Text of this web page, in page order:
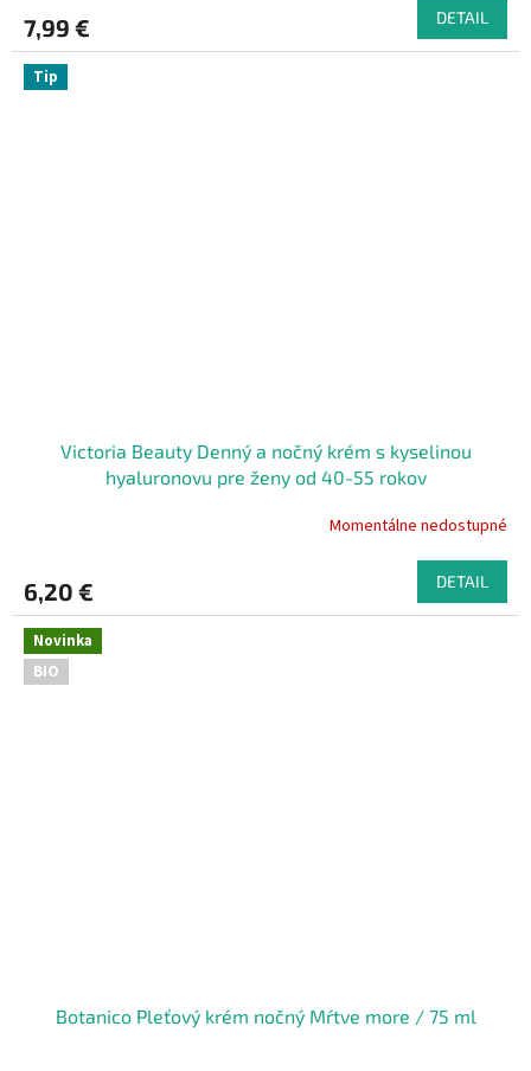
7,99 € DETAIL
Tip
Victoria Beauty Denný a nočný krém s kyselinou
hyaluronovu pre ženy od 40-55 rokov
Momentálne nedostupné
6,20 € DETAIL
Novinka
BIO
Botanico Pleťový krém nočný Mŕtve more / 75 ml